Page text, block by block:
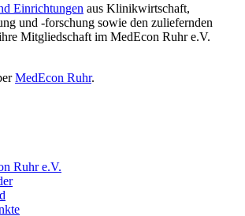
Einrichtungen aus Klinikwirtschaft,
und -forschung sowie den zuliefernden
Mitgliedschaft im MedEcon Ruhr e.V.
MedEcon Ruhr.
Ruhr e.V.